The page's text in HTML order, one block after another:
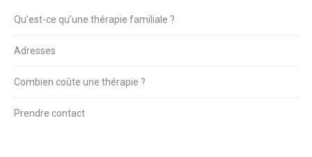
Qu’est-ce qu’une thérapie familiale ?
Adresses
Combien coûte une thérapie ?
Prendre contact